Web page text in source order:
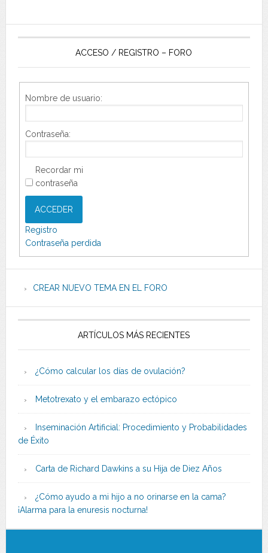
ACCESO / REGISTRO – FORO
Nombre de usuario:
Contraseña:
Recordar mi
contraseña
ACCEDER
Registro
Contraseña perdida
CREAR NUEVO TEMA EN EL FORO
ARTÍCULOS MÁS RECIENTES
¿Cómo calcular los días de ovulación?
Metotrexato y el embarazo ectópico
Inseminación Artificial: Procedimiento y Probabilidades
de Éxito
Carta de Richard Dawkins a su Hija de Diez Años
¿Cómo ayudo a mi hijo a no orinarse en la cama?
¡Alarma para la enuresis nocturna!